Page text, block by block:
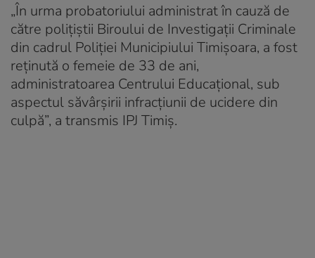
„În urma probatoriului administrat în cauză de
către poliţiştii Biroului de Investigaţii Criminale
din cadrul Poliţiei Municipiului Timişoara, a fost
reţinută o femeie de 33 de ani,
administratoarea Centrului Educaţional, sub
aspectul săvârşirii infracţiunii de ucidere din
culpă”, a transmis IPJ Timiș.